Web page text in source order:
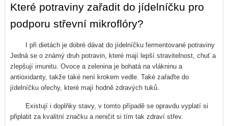
Které potraviny zařadit do jídelníčku pro
podporu střevní mikroflóry?
I při dietách je dobré dávat do jídelníčku fermentované potraviny
Jedná se o známý druh potravin, které mají lepší stravitelnost, chuť a
zlepšují imunitu. Ovoce a zelenina je bohatá na vlákninu a
antioxidanty, takže také není krokem vedle. Také zařaďte do
jídelníčku ořechy, které mají hodně zdravých tuků.
Existují i doplňky stavy, v tomto případě se opravdu vyplatí si
připlatit za kvalitní značku a neničit si tím tak zdraví střev.